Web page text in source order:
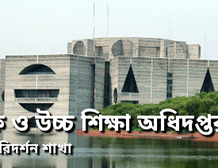
ও উচ্চ শিক্ষা
শাখা